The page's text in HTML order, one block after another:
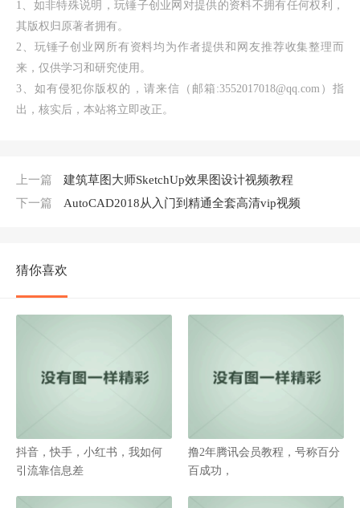
1、如非特殊说明，玩锤子创业网对提供的资料不拥有任何权利，
其版权归原著者拥有。
2、玩锤子创业网所有资料均为作者提供和网友推荐收集整理而
来，仅供学习和研究使用。
3、如有侵犯你版权的，请来信（邮箱:3552017018@qq.com）指
出，核实后，本站将立即改正。
上一篇
建筑草图大师SketchUp效果图设计视频教程
下一篇
AutoCAD2018从入门到精通全套高清vip视频
猜你喜欢
抖音，快手，小红书，我如何
引流靠信息差
撸2年腾讯会员教程，号称百分
百成功，